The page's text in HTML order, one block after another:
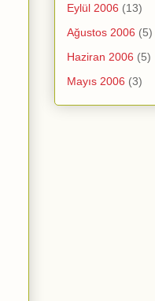
Eylül 2006 (13)
Ağustos 2006 (5)
Haziran 2006 (5)
Mayıs 2006 (3)